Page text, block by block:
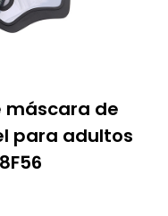
máscara de
para adultos